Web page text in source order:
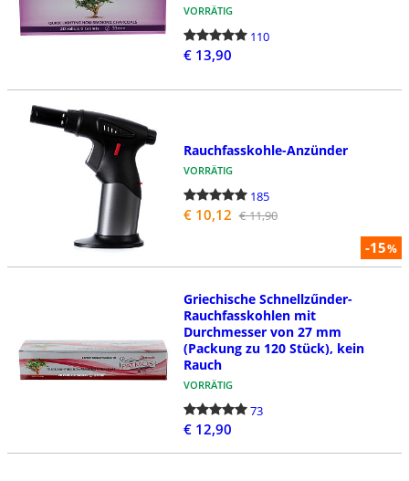
VORRÄTIG
110
€ 13,90
-15%
Rauchfasskohle-Anzünder
VORRÄTIG
185
€ 10,12 € 11,90
Griechische Schnellzűnder-
Rauchfasskohlen mit
Durchmesser von 27 mm
(Packung zu 120 Stück), kein
Rauch
VORRÄTIG
73
€ 12,90